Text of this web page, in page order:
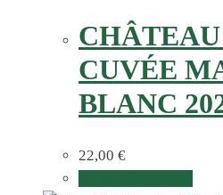
CUVÉE
BLANC
22,00 €